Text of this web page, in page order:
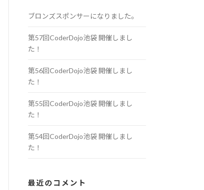
ブロンズスポンサーになりました。
第57回CoderDojo池袋 開催しまし
た！
第56回CoderDojo池袋 開催しまし
た！
第55回CoderDojo池袋 開催しまし
た！
第54回CoderDojo池袋 開催しまし
た！
最近のコメント